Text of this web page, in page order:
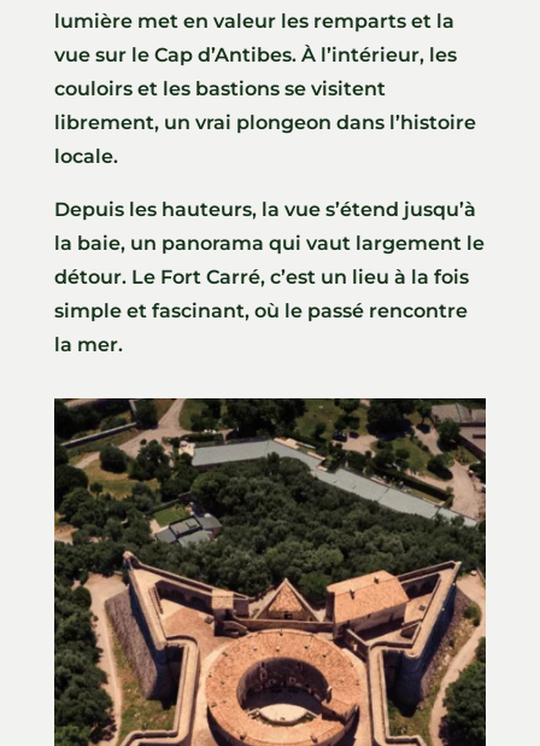
lumière met en valeur les remparts et la
vue sur le Cap d’Antibes. À l’intérieur, les
couloirs et les bastions se visitent
librement, un vrai plongeon dans l’histoire
locale.
Depuis les hauteurs, la vue s’étend jusqu’à
la baie, un panorama qui vaut largement le
détour. Le Fort Carré, c’est un lieu à la fois
simple et fascinant, où le passé rencontre
la mer.